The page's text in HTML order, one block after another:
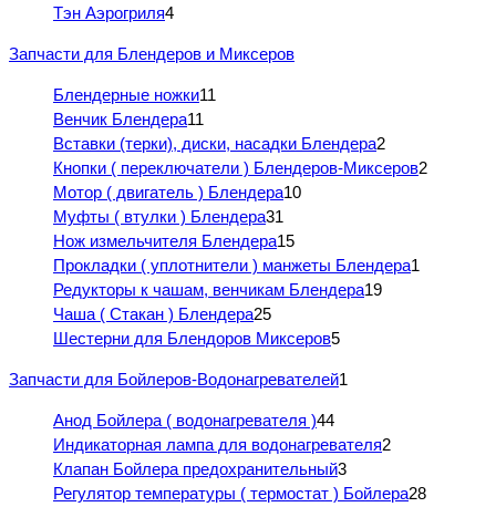
Тэн Аэрогриля4
Запчасти для Блендеров и Миксеров
Блендерные ножки11
Венчик Блендера11
Вставки (терки), диски, насадки Блендера2
Кнопки ( переключатели ) Блендеров-Миксеров2
Мотор ( двигатель ) Блендера10
Муфты ( втулки ) Блендера31
Нож измельчителя Блендера15
Прокладки ( уплотнители ) манжеты Блендера1
Редукторы к чашам, венчикам Блендера19
Чаша ( Стакан ) Блендера25
Шестерни для Блендоров Миксеров5
Запчасти для Бойлеров-Водонагревателей1
Анод Бойлера ( водонагревателя )44
Индикаторная лампа для водонагревателя2
Клапан Бойлера предохранительный3
Регулятор температуры ( термостат ) Бойлера28